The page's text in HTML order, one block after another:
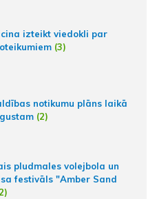
izteikt viedokli par
(3)
notikumu plāns laikā
(2)
pludmales volejbola un
festivāls "Amber Sand